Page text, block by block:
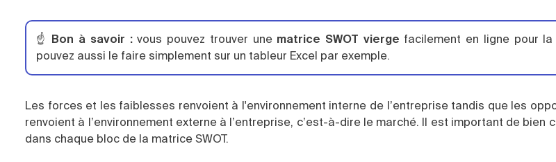
☝️ Bon à savoir :vous pouvez trouver unematrice SWOT vierge facilement en ligne pour
pouvez aussi le faire simplement sur un tableur Excel par exemple.
Les forces et les faiblesses renvoient à l'environnement interne de l’entreprise tandis que les
renvoient à l’environnement externe à l’entreprise, c’est-à-dire le marché. Il est important de bien
dans chaque bloc de la matrice SWOT.